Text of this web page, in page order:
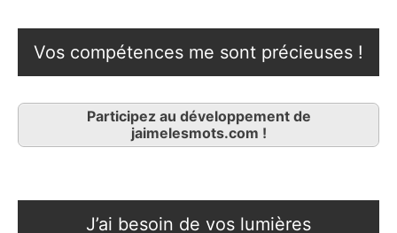
Vos compétences me sont précieuses !
Participez au développement de
jaimelesmots.com !
J’ai besoin de vos lumières